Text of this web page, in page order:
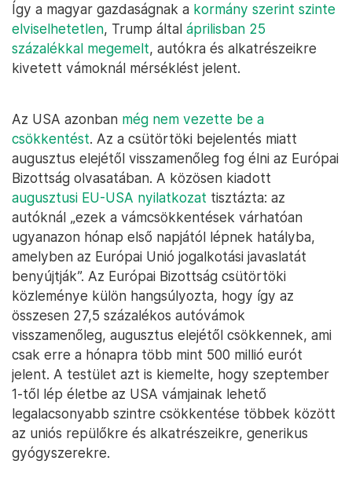
Így a magyar gazdaságnak a kormány szerint szinte
elviselhetetlen, Trump által áprilisban 25
százalékkal megemelt, autókra és alkatrészeikre
kivetett vámoknál mérséklést jelent.
Az USA azonban még nem vezette be a
csökkentést. Az a csütörtöki bejelentés miatt
augusztus elejétől visszamenőleg fog élni az Európai
Bizottság olvasatában. A közösen kiadott
augusztusi EU-USA nyilatkozat tisztázta: az
autóknál „ezek a vámcsökkentések várhatóan
ugyanazon hónap első napjától lépnek hatályba,
amelyben az Európai Unió jogalkotási javaslatát
benyújtják”. Az Európai Bizottság csütörtöki
közleménye külön hangsúlyozta, hogy így az
összesen 27,5 százalékos autóvámok
visszamenőleg, augusztus elejétől csökkennek, ami
csak erre a hónapra több mint 500 millió eurót
jelent. A testület azt is kiemelte, hogy szeptember
1-től lép életbe az USA vámjainak lehető
legalacsonyabb szintre csökkentése többek között
az uniós repülőkre és alkatrészeikre, generikus
gyógyszerekre.